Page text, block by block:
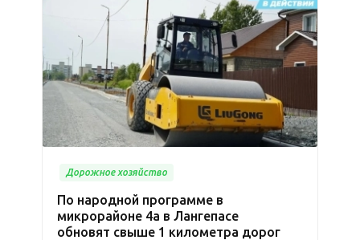
Дорожное хозяйство
По народной программе в
микрорайоне 4а в Лангепасе
обновят свыше 1 километра дорог